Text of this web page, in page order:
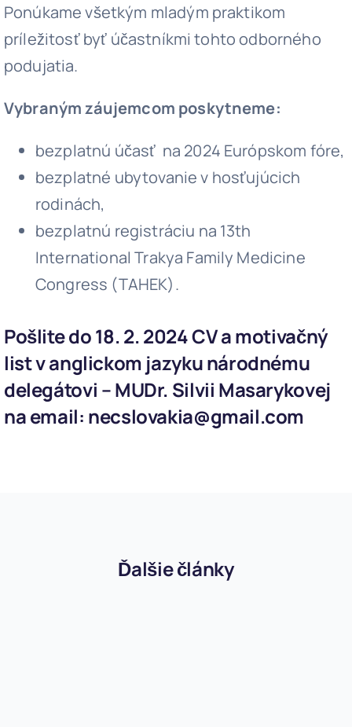
Ponúkame všetkým mladým praktikom
príležitosť byť účastníkmi tohto odborného
podujatia.
Vybraným záujemcom poskytneme:
bezplatnú účasť na 2024 Európskom fóre,
bezplatné ubytovanie v hosťujúcich
rodinách,
bezplatnú registráciu na 13th
International Trakya Family Medicine
Congress (TAHEK).
Pošlite do 18. 2. 2024 CV a motivačný
list v anglickom jazyku národnému
delegátovi – MUDr. Silvii Masarykovej
na email: necslovakia@gmail.com
Ďalšie články